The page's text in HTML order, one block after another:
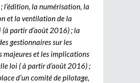
l’édition, la numérisation, la
et la ventilation de la
partir d’août 2016) ; la
gestionnaires sur les
majeures et les implications
loi ( à partir d’août 2016) ;
d’un comité de pilotage,